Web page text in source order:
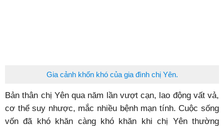
Gia cảnh khốn khó của gia đình chị Yên.
Bản thân chị Yên qua năm lần vượt cạn, lao động vất vả,
cơ thể suy nhược, mắc nhiều bệnh mạn tính. Cuộc sống
vốn đã khó khăn càng khó khăn khi chị Yên thường